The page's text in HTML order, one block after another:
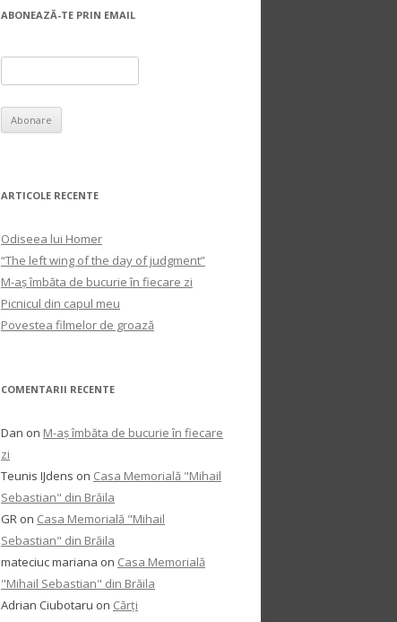
ABONEAZĂ-TE PRIN EMAIL
ARTICOLE RECENTE
Odiseea lui Homer
“The left wing of the day of judgment”
M-aș îmbăta de bucurie în fiecare zi
Picnicul din capul meu
Povestea filmelor de groază
COMENTARII RECENTE
Dan on M-aș îmbăta de bucurie în fiecare
zi
Teunis IJdens on Casa Memorială "Mihail
Sebastian" din Brăila
GR on Casa Memorială "Mihail
Sebastian" din Brăila
mateciuc mariana on Casa Memorială
"Mihail Sebastian" din Brăila
Adrian Ciubotaru on Cărți